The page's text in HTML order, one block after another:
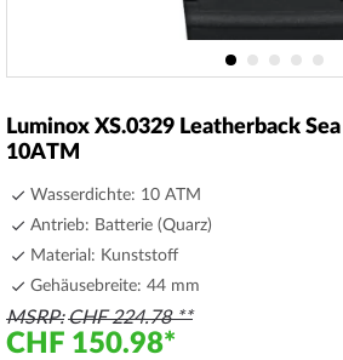
the
beginning
images
gallery
Luminox XS.0329 Leatherback
10ATM
Wasserdichte: 10 ATM
Antrieb: Batterie (Quarz)
Material: Kunststoff
Gehäusebreite: 44 mm
MSRP CHF 224.78
CHF 150.98